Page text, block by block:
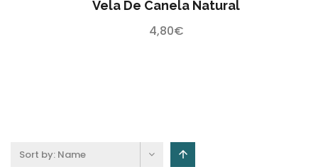
Vela De Canela Natural
4,80€
Sort by: Name